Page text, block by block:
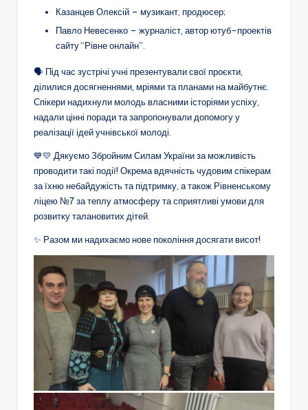
и
х
в
а
н
н
я
т
а
п
о
з
а
ш
кі
л
ь
Казанцев Олексій – музикант, продюсер;
Павло Невесенко – журналіст, автор ютуб-проектів
сайту “Рівне онлайн”.
🗣️ Під час зустрічі учні презентували свої проєкти,
ділилися досягненнями, мріями та планами на майбутнє.
Спікери надихнули молодь власними історіями успіху,
надали цінні поради та запропонували допомогу у
реалізації ідей учнівської молоді.
💙💛 Дякуємо Збройним Силам України за можливість
проводити такі події! Окрема вдячність чудовим спікерам
за їхню небайдужість та підтримку, а також Рівненському
ліцею №7 за теплу атмосферу та сприятливі умови для
розвитку талановитих дітей.
✨ Разом ми надихаємо нове покоління досягати висот!